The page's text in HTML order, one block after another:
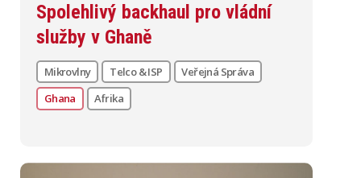
Spolehlivý backhaul pro vládní
služby v Ghaně
Mikrovlny Telco & ISP
Veřejná Správa
Ghana
Afrika